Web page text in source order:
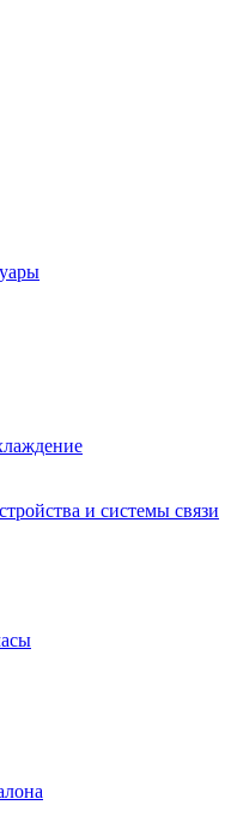
и системы связи